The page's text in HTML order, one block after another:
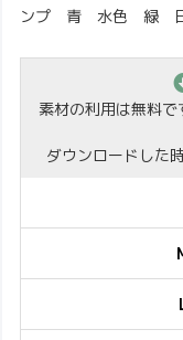
ンプ 青 水色 緑
素材の利用は無料で
ダウンロードした